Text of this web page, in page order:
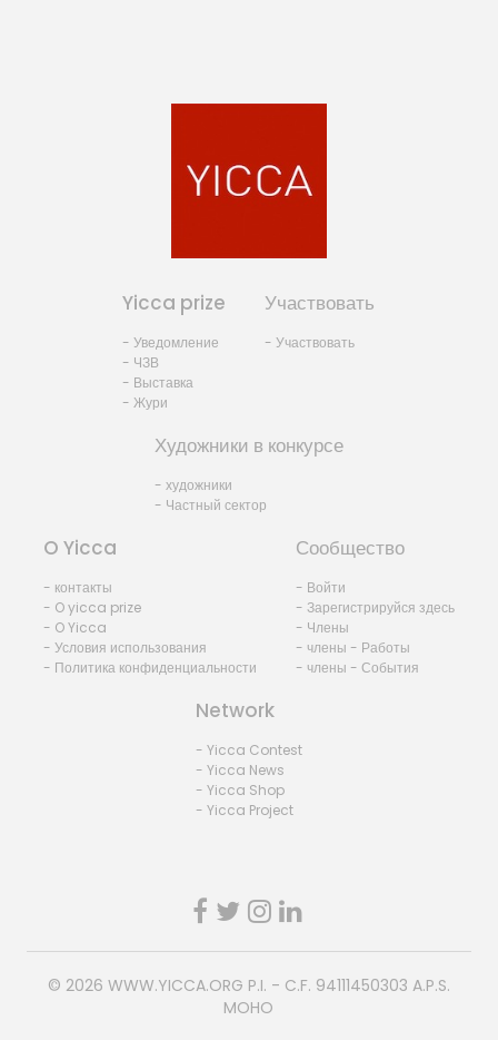
Yicca prize
- Уведомление
- ЧЗВ
- Выставка
- Жури
Участвовать
- Участвовать
Художники в конкурсе
- художники
- Частный сектор
O Yicca
- контакты
- O yicca prize
- O Yicca
- Условия использования
- Политика конфиденциальности
Сообщество
- Войти
- Зарегистрируйся здесь
- Члены
- члены - Работы
- члены - События
Network
- Yicca Contest
- Yicca News
- Yicca Shop
- Yicca Project
© 2026 WWW.YICCA.ORG P.I. - C.F. 94111450303 A.P.S.
MOHO